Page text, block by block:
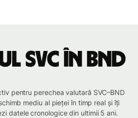
SVC în BND
pentru perechea valutară SVC–BND
mediu al pieței în timp real și îți
datele cronologice din ultimii 5 ani.